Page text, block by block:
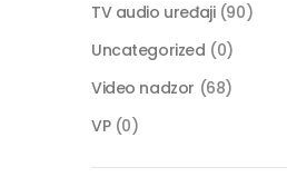
TV audio uređaji (90)
Uncategorized (0)
Video nadzor (68)
VP (0)